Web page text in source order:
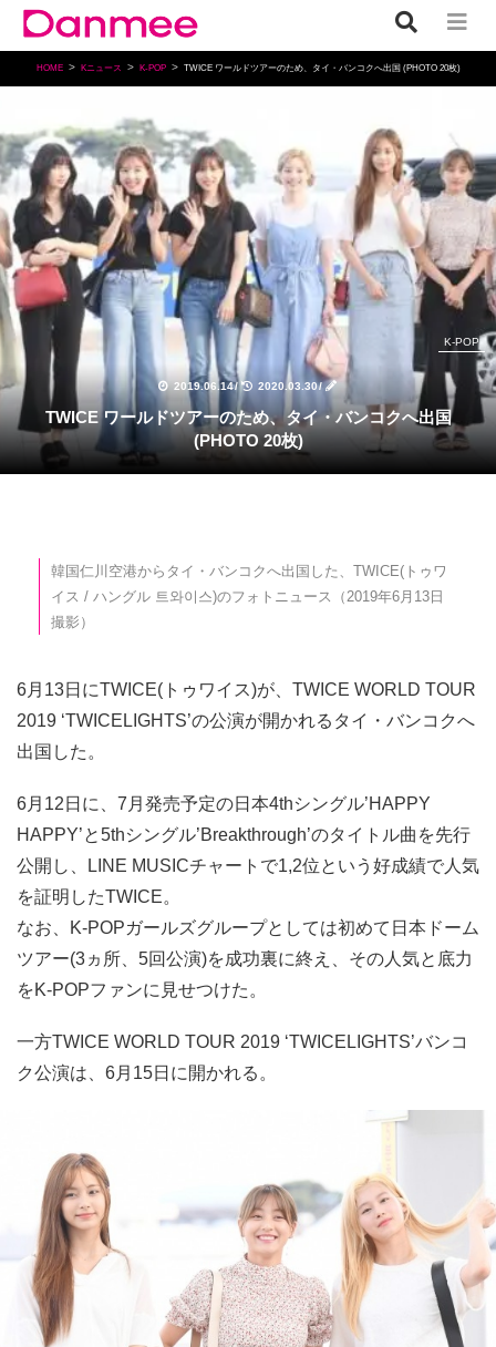
HOME Kニュース K-POP TWICE ワールドツアーのため、タイ・バンコクへ出国 (PHOTO 20枚)
2019.06.14/ 2020.03.30/
K-POP
TWICE ワールドツアーのため、タイ・バンコクへ出国
(PHOTO 20枚)
韓国仁川空港からタイ・バンコクへ出国した、TWICE(トゥワ
イス / ハングル 트와이스)のフォトニュース（2019年6月13日
撮影）
6月13日にTWICE(トゥワイス)が、TWICE WORLD TOUR
2019 ‘TWICELIGHTS’の公演が開かれるタイ・バンコクへ
出国した。
6月12日に、7月発売予定の日本4thシングル’HAPPY
HAPPY’と5thシングル’Breakthrough’のタイトル曲を先行
公開し、LINE MUSICチャートで1,2位という好成績で人気
を証明したTWICE。
なお、K-POPガールズグループとしては初めて日本ドーム
ツアー(3ヵ所、5回公演)を成功裏に終え、その人気と底力
をK-POPファンに見せつけた。
一方TWICE WORLD TOUR 2019 ‘TWICELIGHTS’バンコ
ク公演は、6月15日に開かれる。